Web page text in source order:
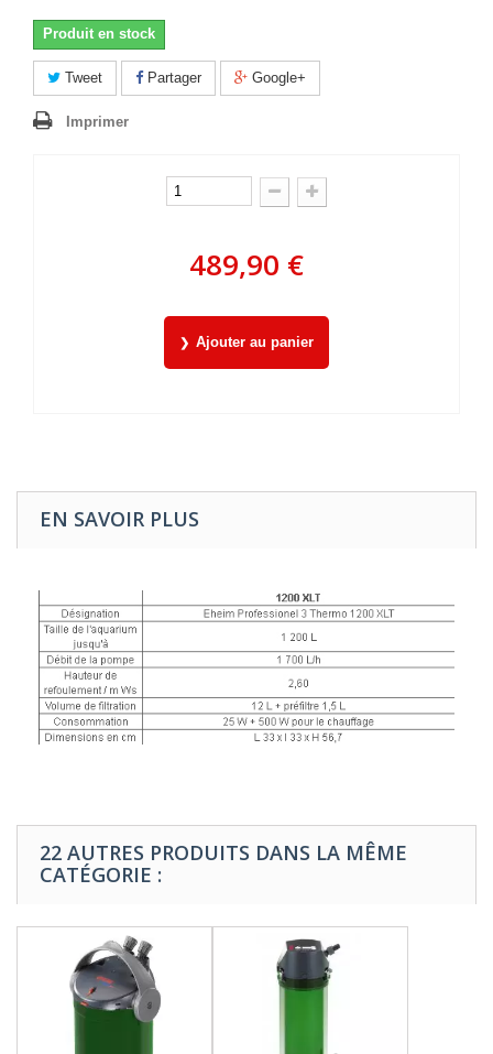
Produit en stock
Tweet Partager Google+
Imprimer
489,90 €
Ajouter au panier
EN SAVOIR PLUS
22 AUTRES PRODUITS DANS LA MÊME
CATÉGORIE :